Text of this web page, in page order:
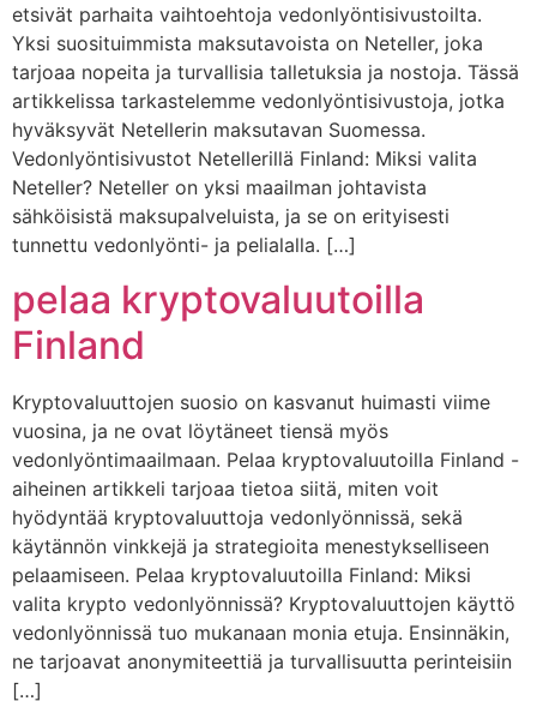
etsivät parhaita vaihtoehtoja vedonlyöntisivustoilta.
Yksi suosituimmista maksutavoista on Neteller, joka
tarjoaa nopeita ja turvallisia talletuksia ja nostoja. Tässä
artikkelissa tarkastelemme vedonlyöntisivustoja, jotka
hyväksyvät Netellerin maksutavan Suomessa.
Vedonlyöntisivustot Netellerillä Finland: Miksi valita
Neteller? Neteller on yksi maailman johtavista
sähköisistä maksupalveluista, ja se on erityisesti
tunnettu vedonlyönti- ja pelialalla. […]
pelaa kryptovaluutoilla
Finland
Kryptovaluuttojen suosio on kasvanut huimasti viime
vuosina, ja ne ovat löytäneet tiensä myös
vedonlyöntimaailmaan. Pelaa kryptovaluutoilla Finland -
aiheinen artikkeli tarjoaa tietoa siitä, miten voit
hyödyntää kryptovaluuttoja vedonlyönnissä, sekä
käytännön vinkkejä ja strategioita menestykselliseen
pelaamiseen. Pelaa kryptovaluutoilla Finland: Miksi
valita krypto vedonlyönnissä? Kryptovaluuttojen käyttö
vedonlyönnissä tuo mukanaan monia etuja. Ensinnäkin,
ne tarjoavat anonymiteettiä ja turvallisuutta perinteisiin
[…]